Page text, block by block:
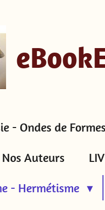
- Ondes de Formes
Nos Auteurs
- Hermétisme